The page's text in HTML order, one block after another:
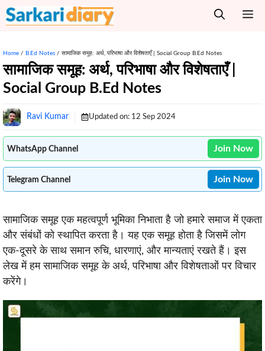
Skip
to
Home / B.Ed Notes / सामाजिक समूह: अर्थ, परिभाषा और विशेषताएँ | Social Group B.Ed Notes
सामाजिक समूह: अर्थ, परिभाषा और विशेषताएँ |
Social Group B.Ed Notes
Ravi Kumar Updated on: 12 Sep 2024
WhatsApp Channel Join Now
Telegram Channel Join Now
सामाजिक समूह एक महत्वपूर्ण भूमिका निभाता है जो हमारे समाज में एकता
और संबंधों को स्थापित करता है। यह एक समूह होता है जिसमें लोग
एक-दूसरे के साथ समान रुचि, धारणाएं, और मान्यताएं रखते हैं। इस
लेख में हम सामाजिक समूह के अर्थ, परिभाषा और विशेषताओं पर विचार
करेंगे।